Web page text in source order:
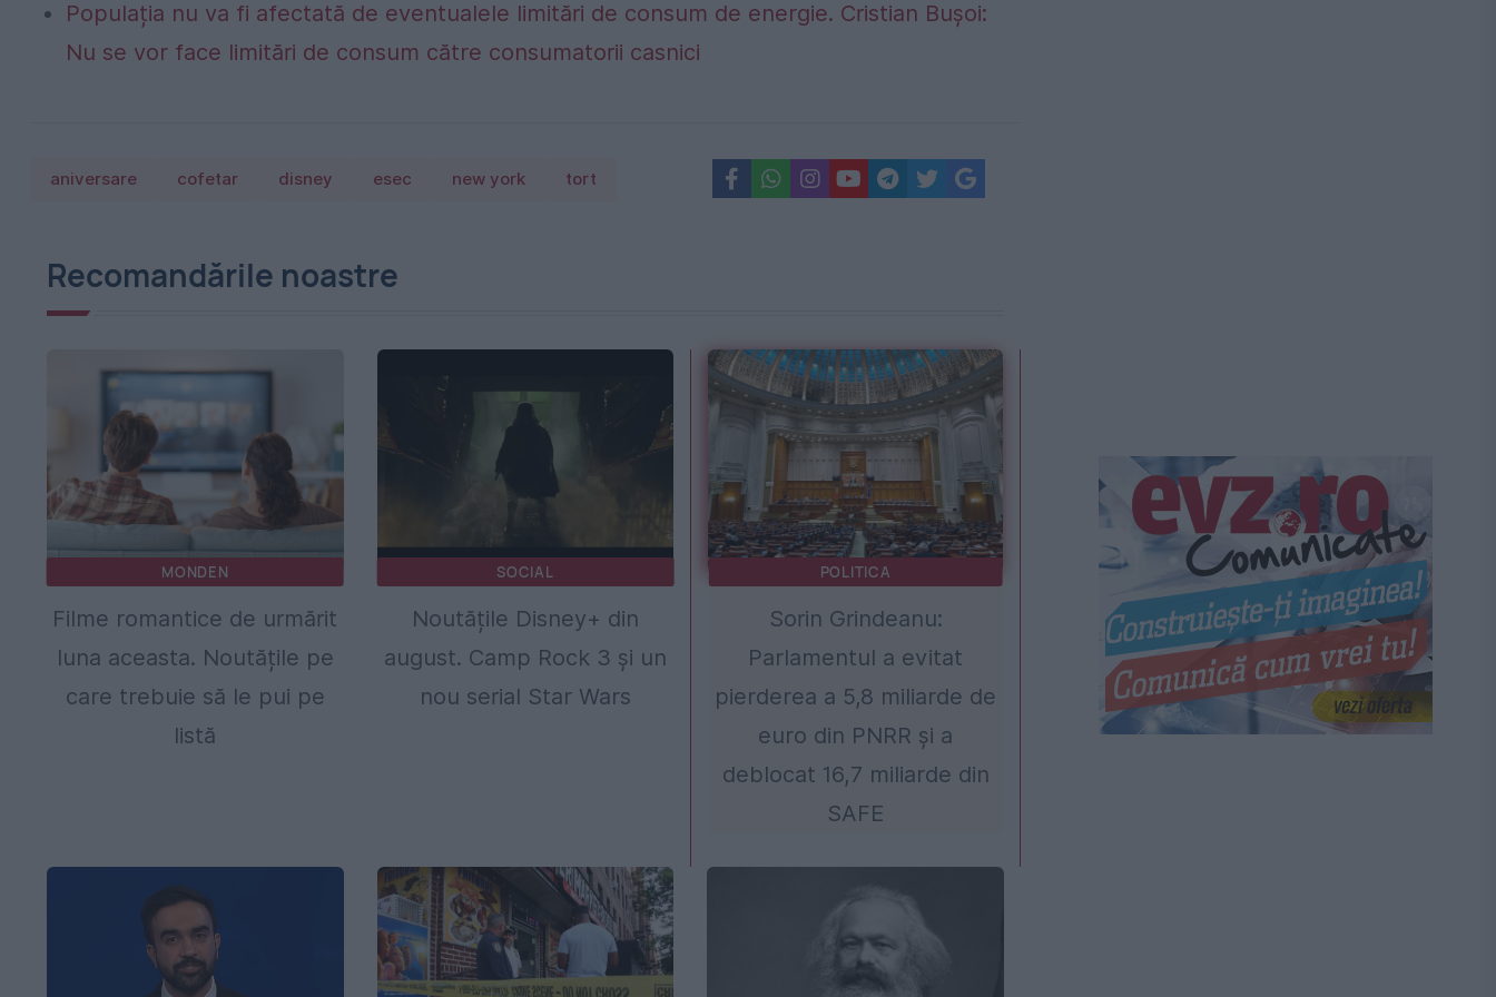
Populația nu va fi afectată de eventualele limitări de consum de energie. Cristian Bușoi:
Nu se vor face limitări de consum către consumatorii casnici
aniversare cofetar disney esec new york tort
Recomandările noastre
MONDEN
Filme romantice de urmărit
luna aceasta. Noutățile pe
care trebuie să le pui pe
listă
SOCIAL
Noutățile Disney+ din
august. Camp Rock 3 și un
nou serial Star Wars
POLITICA
Sorin Grindeanu:
Parlamentul a evitat
pierderea a 5,8 miliarde de
euro din PNRR și a
deblocat 16,7 miliarde din
SAFE